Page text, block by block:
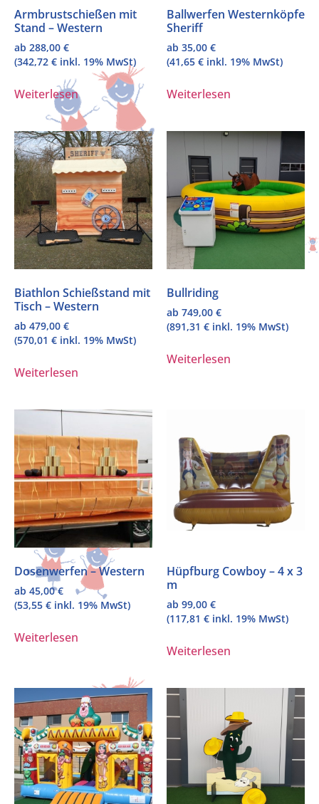
Armbrustschießen mit
Stand – Western
ab 288,00 €
(342,72 € inkl. 19% MwSt)
Weiterlesen
Ballwerfen Westernköpfe
Sheriff
ab 35,00 €
(41,65 € inkl. 19% MwSt)
Weiterlesen
Biathlon Schießstand mit
Tisch – Western
ab 479,00 €
(570,01 € inkl. 19% MwSt)
Weiterlesen
Bullriding
ab 749,00 €
(891,31 € inkl. 19% MwSt)
Weiterlesen
Dosenwerfen – Western
ab 45,00€
(53,55 € inkl. 19% MwSt)
Weiterlesen
Hüpfburg Cowboy – 4 x 3
m
ab 99,00 €
(117,81 € inkl. 19% MwSt)
Weiterlesen